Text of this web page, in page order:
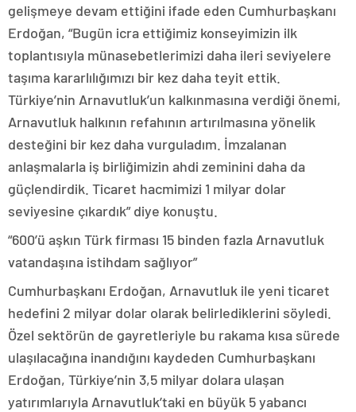
gelişmeye devam ettiğini ifade eden Cumhurbaşkanı
Erdoğan, “Bugün icra ettiğimiz konseyimizin ilk
toplantısıyla münasebetlerimizi daha ileri seviyelere
taşıma kararlılığımızı bir kez daha teyit ettik.
Türkiye’nin Arnavutluk’un kalkınmasına verdiği önemi,
Arnavutluk halkının refahının artırılmasına yönelik
desteğini bir kez daha vurguladım. İmzalanan
anlaşmalarla iş birliğimizin ahdi zeminini daha da
güçlendirdik. Ticaret hacmimizi 1 milyar dolar
seviyesine çıkardık” diye konuştu.
“600’ü aşkın Türk firması 15 binden fazla Arnavutluk
vatandaşına istihdam sağlıyor”
Cumhurbaşkanı Erdoğan, Arnavutluk ile yeni ticaret
hedefini 2 milyar dolar olarak belirlediklerini söyledi.
Özel sektörün de gayretleriyle bu rakama kısa sürede
ulaşılacağına inandığını kaydeden Cumhurbaşkanı
Erdoğan, Türkiye’nin 3,5 milyar dolara ulaşan
yatırımlarıyla Arnavutluk’taki en büyük 5 yabancı